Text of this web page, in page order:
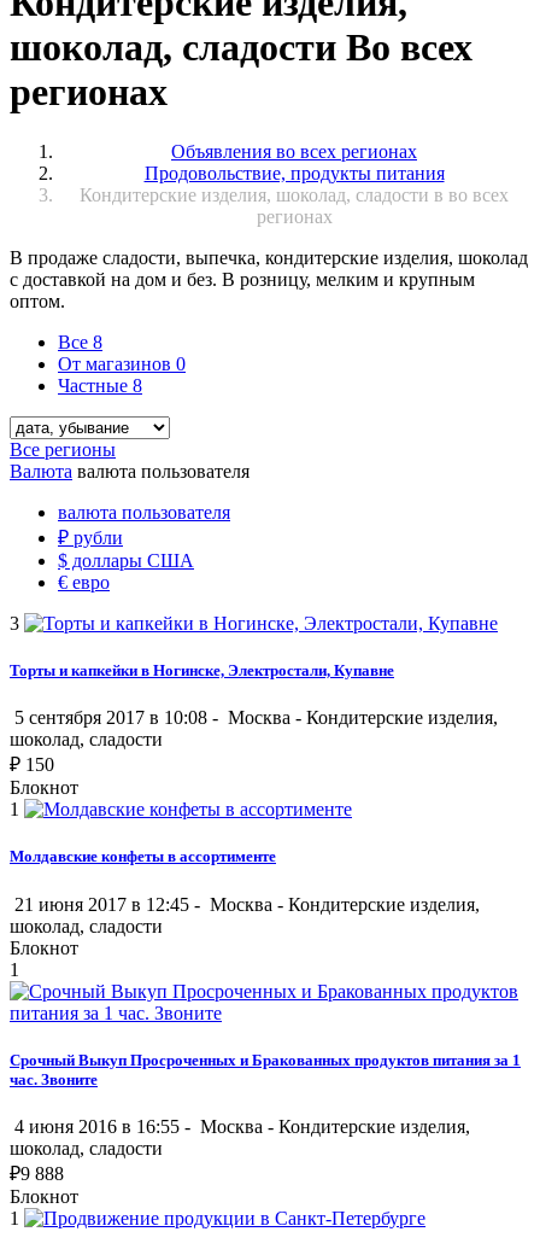
шоколад, сладости Во всех
регионах
Объявления во всех регионах
Продовольствие, продукты питания
Кондитерские изделия, шоколад, сладости в во всех
регионах
В продаже сладости, выпечка, кондитерские изделия, шоколад
с доставкой на дом и без. В розницу, мелким и крупным
оптом.
Все 8
От магазинов 0
Частные 8
Все регионы
Валюта валюта пользователя
валюта пользователя
₽ рубли
$ доллары США
€ евро
3
Торты и капкейки в Ногинске, Электростали, Купавне
5 сентября 2017 в 10:08 - Москва - Кондитерские изделия,
шоколад, сладости
₽ 150
Блокнот
1
Молдавские конфеты в ассортименте
21 июня 2017 в 12:45 - Москва - Кондитерские изделия,
шоколад, сладости
Блокнот
1
Срочный Выкуп Просроченных и Бракованных продуктов питания за 1
час. Звоните
4 июня 2016 в 16:55 - Москва - Кондитерские изделия,
шоколад, сладости
₽9 888
Блокнот
1